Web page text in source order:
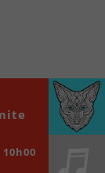
en un clic!
00:00